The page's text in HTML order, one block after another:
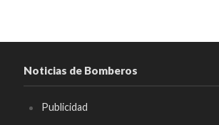
Noticias de Bomberos
Publicidad